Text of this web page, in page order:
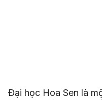
Đại học Hoa Sen là